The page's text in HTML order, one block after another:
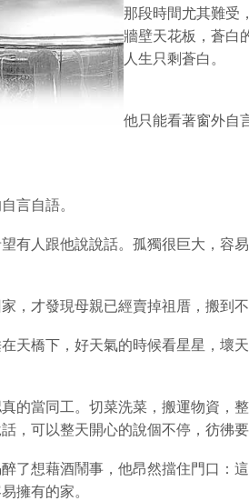
那段時間尤其難受
牆壁天花板，蒼白
人生只剩蒼白。
他只能看著窗外自
言自語。
有人跟他說說話。孤獨很巨大，容
，才發現母親已經賣掉祖厝，搬到
天橋下，好天氣的時候看星星，壞
的當同工。切菜洗菜，搬運物資，
，可以整天開心的說個不停，彷彿
了想藉酒鬧事，他昂然擋住門口：
擁有的家。